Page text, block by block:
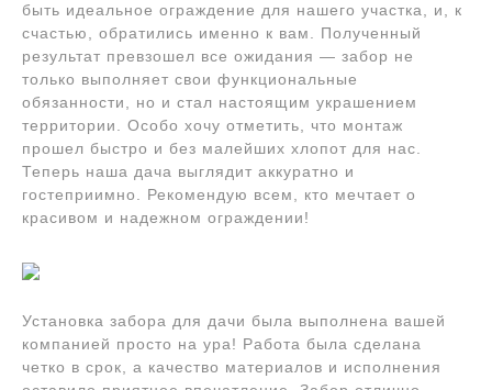
быть идеальное ограждение для нашего участка, и, к
счастью, обратились именно к вам. Полученный
результат превзошел все ожидания — забор не
только выполняет свои функциональные
обязанности, но и стал настоящим украшением
территории. Особо хочу отметить, что монтаж
прошел быстро и без малейших хлопот для нас.
Теперь наша дача выглядит аккуратно и
гостеприимно. Рекомендую всем, кто мечтает о
красивом и надежном ограждении!
Установка забора для дачи была выполнена вашей
компанией просто на ура! Работа была сделана
четко в срок, а качество материалов и исполнения